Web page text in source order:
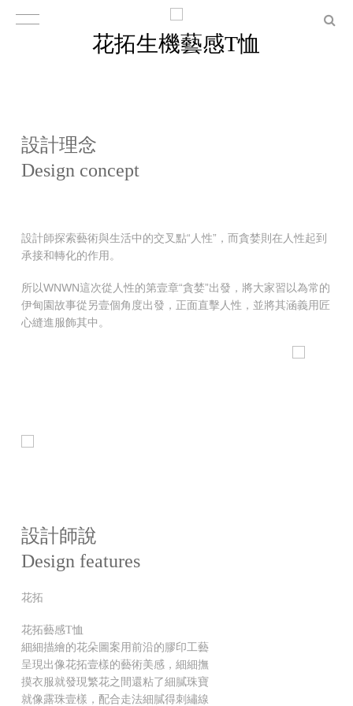
花拓生機藝感T恤
設計理念
Design concept
設計師探索藝術與生活中的交叉點“人性”，而貪婪則在人性起到
承接和轉化的作用。
所以WNWN這次從人性的第壹章“貪婪”出發，將大家習以為常的
伊甸園故事從另壹個角度出發，正面直擊人性，並將其涵義用匠
心縫進服飾其中。
設計師說
Design features
花拓
花拓藝感T恤
細細描繪的花朵圖案用前沿的膠印工藝
呈現出像花拓壹樣的藝術美感，細細撫
摸衣服就發現繁花之間還粘了細膩珠寶
就像露珠壹樣，配合走法細膩得刺繡線